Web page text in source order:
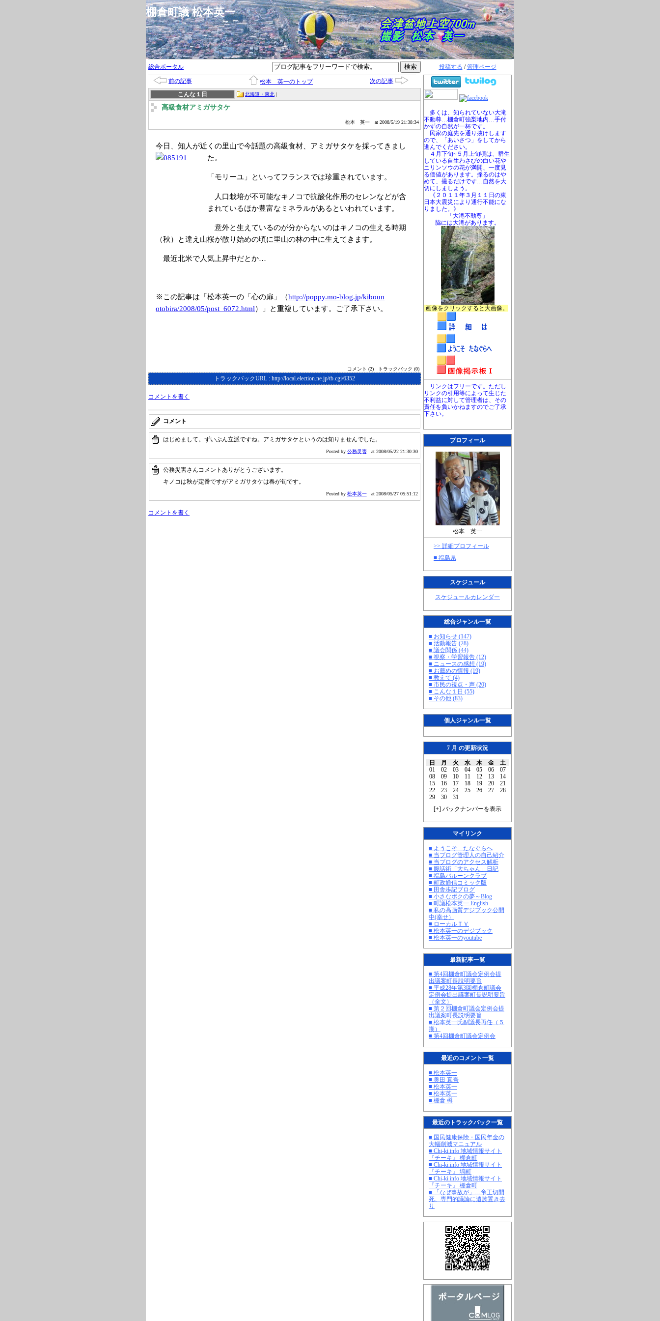
棚倉町議 松本英一
投稿する /管理ページ
多くは、知られていない大滝
不動尊…棚倉町強梨地内…手付
かずの自然が一杯です。
民家の庭先を通り抜けします
ので、「あいさつ」をしてから
進んでください。
４月下旬~５月上旬頃は、群生
している自生わさびの白い花や
ニリンソウの花が満開、一度見
る価値があります。採るのはや
めて、撮るだけです…自然を大
切にしましよう。
《２０１１年３月１１日の東
日本大震災により通行不能にな
りました。》
「大滝不動尊」
脇には大滝があります。
画像をクリックすると大画像。
リンクはフリーです。ただし
リンクの引用等によって生じた
不利益に対して管理者は、その
責任を負いかねますのでご了承
下さい。
プロフィール
松本 英一
>> 詳細プロフィール
■ 福島県
スケジュール
スケジュールカレンダー
総合ジャンル一覧
■ お知らせ (147)
■ 活動報告 (28)
■ 議会関係 (44)
■ 視察・学習報告 (12)
■ ニュースの感想 (19)
■ お薦めの情報 (19)
■ 教えて (4)
■ 市民の視点・声 (20)
■ こんな１日 (55)
■ その他 (83)
個人ジャンル一覧
7 月 の更新状況
日 月 火 水 木 金
土
01
02 03 04 05 06
07
08
09 10 11 12 13
14
15
16 17 18 19 20
21
22
23 24 25 26 27
28
29
30
31
[+] バックナンバーを表示
マイリンク
■ ようこそ たなぐらへ
■ 当ブログ管理人の自己紹介
■ 当ブログのアクセス解析
■ 腹話術「大ちゃん」日記
■ 福島バルーンクラブ
■ 町政通信コミック版
■ 田舎歩記ブログ
■ 小さなボクの夢～Blog
■ 町議松本英一 English
■ 私の高画質デジブック公開
中(幸せ）
■ ローカルＴＶ
■ 松本英一のデジブック
■ 松本英一のyoutube
最新記事一覧
■ 第4回棚倉町議会定例会提
出議案町長説明要旨
■ 平成28年第3回棚倉町議会
定例会提出議案町長説明要旨
（全文）
■ 第２回棚倉町議会定例会提
出議案町長説明要旨
■ 松本英一氏副議長再任（５
期）
■ 第4回棚倉町議会定例会
最近のコメント一覧
■ 松本英一
■ 奥田 真吾
■ 松本英一
■ 松本英一
■ 棚倉 樽
最近のトラックバック一覧
■ 国民健康保険・国民年金の
大幅削減マニュアル
■ Chi-ki.info 地域情報サイト
『チーキ』 棚倉町
■ Chi-ki.info 地域情報サイト
『チーキ』 塙町
■ Chi-ki.info 地域情報サイト
『チーキ』 棚倉町
■ 「なぜ事故が」…帝王切開
死、専門的議論に遺族置き去
り
総合ポータル
前の記事 松本 英一のトップ
次の記事
こんな１日
北海道・東北 |
高級食材アミガサタケ
松本 英一 at 2008/5/19 21:38:34
今日、知人が近くの里山で今話題の高級食材、アミガサタケを採ってきまし
た。
「モリーユ」といってフランスでは珍重されています。
人口栽培が不可能なキノコで抗酸化作用のセレンなどが含
まれているほか豊富なミネラルがあるといわれています。
意外と生えているのが分からないのはキノコの生える時期
（秋）と違え山桜が散り始めの頃に里山の林の中に生えてきます。
最近北米で人気上昇中だとか…
※この記事は「松本英一の「心の扉」（http://poppy.mo-blog.jp/kiboun
otobira/2008/05/post_6072.html）」と重複しています。ご了承下さい。
コメント (2) トラックバック (0)
トラックバックURL : http://local.election.ne.jp/tb.cgi/6352
コメントを書く
コメント
はじめまして。ずいぶん立派ですね。アミガサタケというのは知りませんでした。
Posted by 公務災害 at 2008/05/22 21:30:30
公務災害さんコメントありがとうございます。
キノコは秋が定番ですがアミガサタケは春が旬です。
Posted by 松本英一 at 2008/05/27 05:51:12
コメントを書く